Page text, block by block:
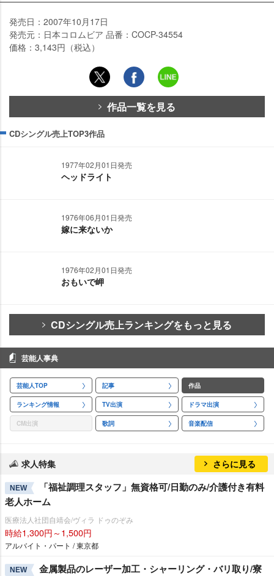
発売日：2007年10月17日
発売元：日本コロムビア 品番：COCP-34554
価格：3,143円（税込）
作品一覧を見る
CDシングル売上TOP3作品
1977年02月01日発売
ヘッドライト
1976年06月01日発売
嫁に来ないか
1976年02月01日発売
おもいで岬
CDシングル売上ランキングをもっと見る
芸能人事典
芸能人TOP 記事 作品
ランキング情報 TV出演 ドラマ出演
CM出演 歌詞 音楽配信
求人特集 さらに見る
NEW
「福祉調理スタッフ」無資格可/日勤のみ/介護付き有料
老人ホーム
医療法人社団自靖会/ヴィラ ドゥのぞみ
時給1,300円～1,500円
アルバイト・パート / 東京都
NEW 金属製品のレーザー加工・シャーリング・バリ取り/寮